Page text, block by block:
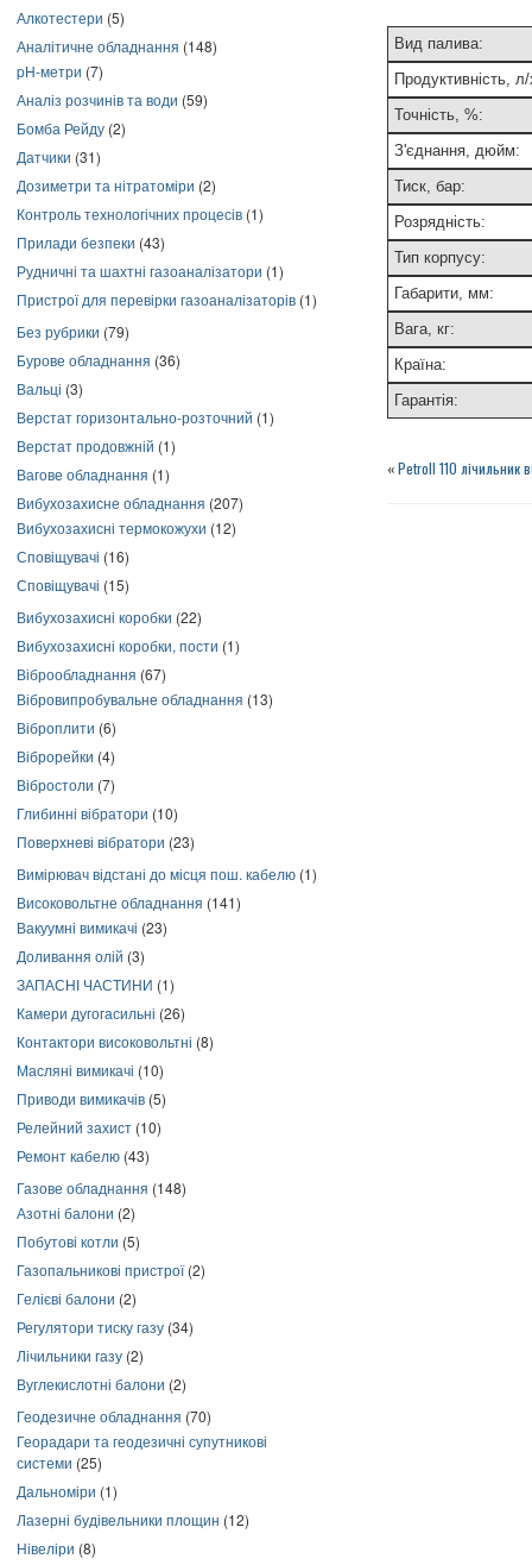
Алкотестери (5)
Аналітичне обладнання (148)
pH-метри (7)
Аналіз розчинів та води (59)
Бомба Рейду (2)
Датчики (31)
Дозиметри та нітратоміри (2)
Контроль технологічних процесів (1)
Прилади безпеки (43)
Рудничні та шахтні газоаналізатори (1)
Пристрої для перевірки газоаналізаторів (1)
Без рубрики (79)
Бурове обладнання (36)
Вальці (3)
Верстат горизонтально-розточний (1)
Верстат продовжній (1)
Вагове обладнання (1)
Вибухозахисне обладнання (207)
Вибухозахисні термокожухи (12)
Сповіщувачі (16)
Сповіщувачі (15)
Вибухозахисні коробки (22)
Вибухозахисні коробки, пости (1)
Віброобладнання (67)
Вібровипробувальне обладнання (13)
Віброплити (6)
Віброрейки (4)
Вібростоли (7)
Глибинні вібратори (10)
Поверхневі вібратори (23)
Вимірювач відстані до місця пош. кабелю (1)
Високовольтне обладнання (141)
Вакуумні вимикачі (23)
Доливання олій (3)
ЗАПАСНІ ЧАСТИНИ (1)
Камери дугогасильні (26)
Контактори високовольтні (8)
Масляні вимикачі (10)
Приводи вимикачів (5)
Релейний захист (10)
Ремонт кабелю (43)
Газове обладнання (148)
Азотні балони (2)
Побутові котли (5)
Газопальникові пристрої(2)
Гелієві балони (2)
Регулятори тиску газу (34)
Лічильники газу (2)
Вуглекислотні балони (2)
Геодезичне обладнання (70)
Георадари та геодезичні супутникові
системи (25)
Дальноміри (1)
Лазерні будівельники площин (12)
Нівеліри (8)
Вид палива:
Продуктивність,
Точність, %:
З'єднання, дюйм:
Тиск, бар:
Розрядність:
Тип корпусу:
Габарити, мм:
Вага, кг:
Країна:
Гарантія:
«Petroll 110 лічильник